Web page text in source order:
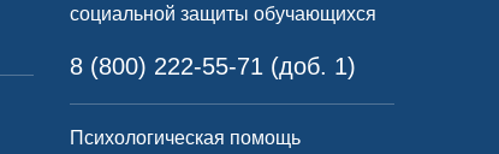
социальной защиты обучающихся
8 (800) 222-55-71 (доб. 1)
Психологическая помощь